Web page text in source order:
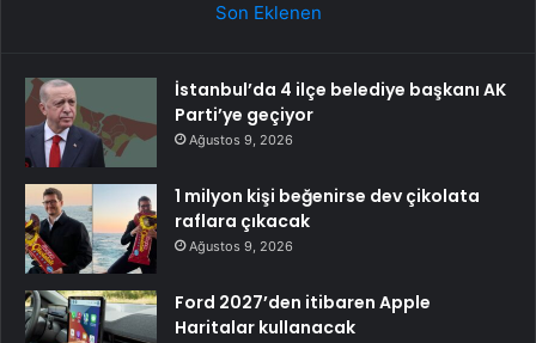
Son Eklenen
İstanbul’da 4 ilçe belediye başkanı AK
Parti’ye geçiyor
Ağustos 9, 2026
1 milyon kişi beğenirse dev çikolata
raflara çıkacak
Ağustos 9, 2026
Ford 2027’den itibaren Apple
Haritalar kullanacak